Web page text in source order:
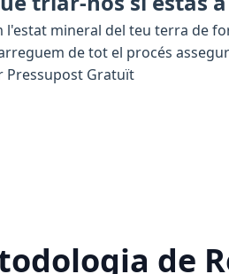
l'estat mineral del teu terra de
de tot el procés
Pressupost Gratuït
de